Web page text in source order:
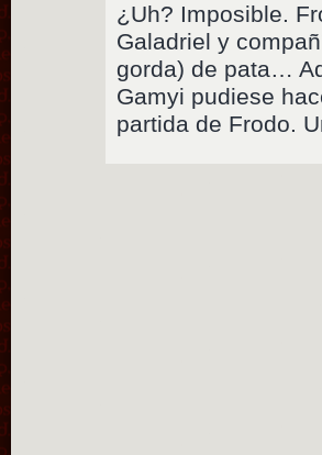
¿Uh? Imposible.
Galadriel y
gorda) de pata…
Gamyi pudiese
partida de Frodo.